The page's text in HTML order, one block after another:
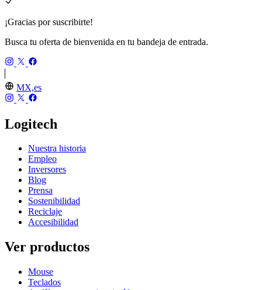
¡Gracias por suscribirte!
Busca tu oferta de bienvenida en tu bandeja de entrada.
MX,es
Logitech
Nuestra historia
Empleo
Inversores
Blog
Prensa
Sostenibilidad
Reciclaje
Accesibilidad
Ver productos
Mouse
Teclados